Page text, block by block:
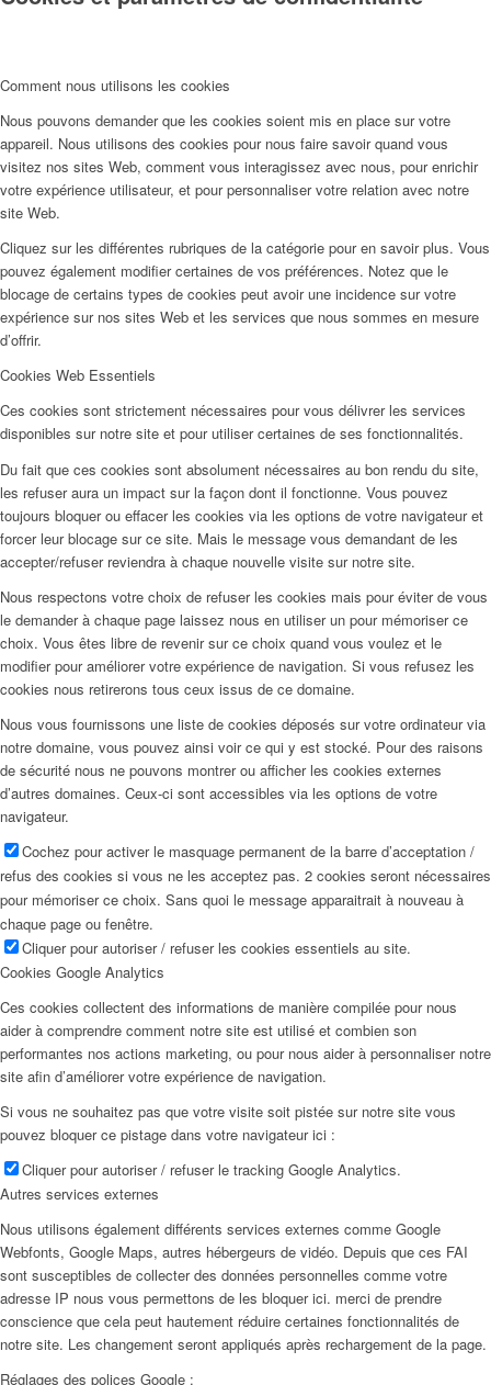
Comment nous utilisons les cookies
Nous pouvons demander que les cookies soient mis en place sur votre
appareil. Nous utilisons des cookies pour nous faire savoir quand vous
visitez nos sites Web, comment vous interagissez avec nous, pour enrichir
votre expérience utilisateur, et pour personnaliser votre relation avec notre
site Web.
Cliquez sur les différentes rubriques de la catégorie pour en savoir plus. Vous
pouvez également modifier certaines de vos préférences. Notez que le
blocage de certains types de cookies peut avoir une incidence sur votre
expérience sur nos sites Web et les services que nous sommes en mesure
d’offrir.
Cookies Web Essentiels
Ces cookies sont strictement nécessaires pour vous délivrer les services
disponibles sur notre site et pour utiliser certaines de ses fonctionnalités.
Du fait que ces cookies sont absolument nécessaires au bon rendu du site,
les refuser aura un impact sur la façon dont il fonctionne. Vous pouvez
toujours bloquer ou effacer les cookies via les options de votre navigateur et
forcer leur blocage sur ce site. Mais le message vous demandant de les
accepter/refuser reviendra à chaque nouvelle visite sur notre site.
Nous respectons votre choix de refuser les cookies mais pour éviter de vous
le demander à chaque page laissez nous en utiliser un pour mémoriser ce
choix. Vous êtes libre de revenir sur ce choix quand vous voulez et le
modifier pour améliorer votre expérience de navigation. Si vous refusez les
cookies nous retirerons tous ceux issus de ce domaine.
Nous vous fournissons une liste de cookies déposés sur votre ordinateur via
notre domaine, vous pouvez ainsi voir ce qui y est stocké. Pour des raisons
de sécurité nous ne pouvons montrer ou afficher les cookies externes
d’autres domaines. Ceux-ci sont accessibles via les options de votre
navigateur.
Cochez pour activer le masquage permanent de la barre d’acceptation /
refus des cookies si vous ne les acceptez pas. 2 cookies seront nécessaires
pour mémoriser ce choix. Sans quoi le message apparaitrait à nouveau à
chaque page ou fenêtre.
Cliquer pour autoriser / refuser les cookies essentiels au site.
Cookies Google Analytics
Ces cookies collectent des informations de manière compilée pour nous
aider à comprendre comment notre site est utilisé et combien son
performantes nos actions marketing, ou pour nous aider à personnaliser notre
site afin d’améliorer votre expérience de navigation.
Si vous ne souhaitez pas que votre visite soit pistée sur notre site vous
pouvez bloquer ce pistage dans votre navigateur ici :
Cliquer pour autoriser / refuser le tracking Google Analytics.
Autres services externes
Nous utilisons également différents services externes comme Google
Webfonts, Google Maps, autres hébergeurs de vidéo. Depuis que ces FAI
sont susceptibles de collecter des données personnelles comme votre
adresse IP nous vous permettons de les bloquer ici. merci de prendre
conscience que cela peut hautement réduire certaines fonctionnalités de
notre site. Les changement seront appliqués après rechargement de la page.
Réglages des polices Google :